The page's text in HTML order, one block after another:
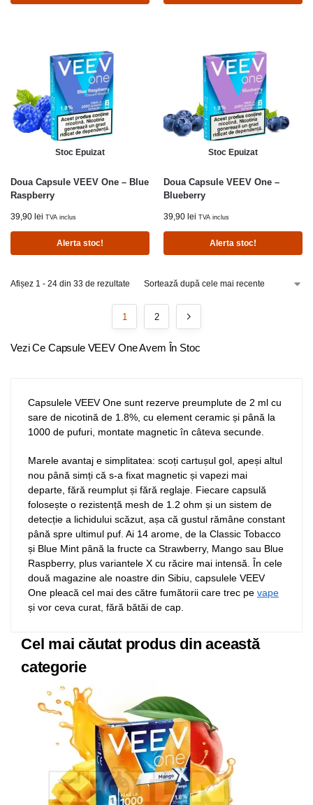
Stoc Epuizat
Doua Capsule VEEV One – Blue
Raspberry
39,90 lei TVA inclus
Alerta stoc!
Stoc Epuizat
Doua Capsule VEEV One –
Blueberry
39,90 lei TVA inclus
Alerta stoc!
Afișez 1 - 24 din 33 de rezultate
1 2
Vezi Ce Capsule VEEV One Avem În Stoc
Capsulele VEEV One sunt rezerve preumplute de 2 ml cu
sare de nicotină de 1.8%, cu element ceramic și până la
1000 de pufuri, montate magnetic în câteva secunde.
Marele avantaj e simplitatea: scoți cartușul gol, apeși altul
nou până simți că s-a fixat magnetic și vapezi mai
departe, fără reumplut și fără reglaje. Fiecare capsulă
folosește o rezistență mesh de 1.2 ohm și un sistem de
detecție a lichidului scăzut, așa că gustul rămâne constant
până spre ultimul puf. Ai 14 arome, de la Classic Tobacco
și Blue Mint până la fructe ca Strawberry, Mango sau Blue
Raspberry, plus variantele X cu răcire mai intensă. În cele
două magazine ale noastre din Sibiu, capsulele VEEV
One pleacă cel mai des către fumătorii care trec pe vape
și vor ceva curat, fără bătăi de cap.
Cel mai căutat produs din această
categorie